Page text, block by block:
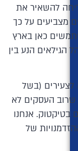
להשאיר את
מצביעים על כך
4 מיליון משתמשים כאן בארץ
הנע בין
(בשל
שרוב העסקים לא
בטיקטוק. אנחנו
של